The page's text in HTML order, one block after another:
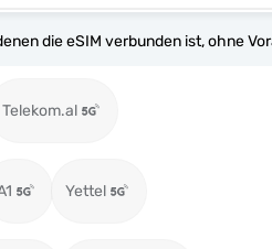
die eSIM verbunden ist, ohne
Telekom.al
Yettel